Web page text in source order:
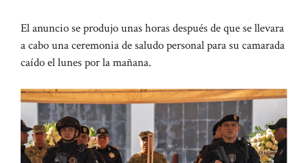
El anuncio se produjo unas horas después de que se llevara
a cabo una ceremonia de saludo personal para su camarada
caído el lunes por la mañana.